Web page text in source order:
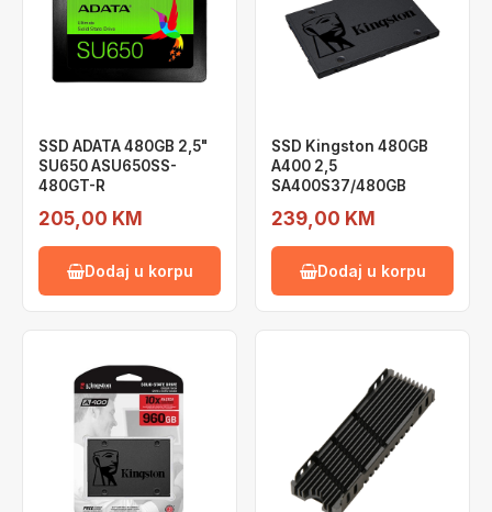
SSD ADATA 480GB 2,5"
SU650 ASU650SS-
480GT-R
205,00 KM
Dodaj u korpu
SSD Kingston 480GB
A400 2,5
SA400S37/480GB
239,00 KM
Dodaj u korpu